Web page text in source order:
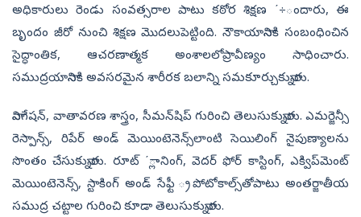
అధికారులు రెండు సంవత్సరాల పాటు కఠోర శిక్షణ ΄÷ందారు, ఈ
బృందం జీరో నుంచి శిక్షణ మొదలుపెట్టింది. నౌకాయానానికి సంబంధించిన
సైద్ధాంతిక, ఆచరణాత్మక అంశాలలోప్రావీణ్యం సాధించారు.
సముద్రయానానికి అవసరమైన శారీరక బలాన్ని సమకూర్చుకున్నారు.
నావిగేషన్, వాతావరణ శాస్త్రం, సీమన్‌షిప్‌ గురించి తెలుసుకున్నారు. ఎమర్జెన్సీ
రెస్పాన్స్, రిపేర్‌ అండ్‌ మెయింటెనెన్స్‌లాంటి సెయిలింగ్‌ నైపుణ్యాలను
సొంతం చేసుకున్నారు. రూట్‌ ΄్లానింగ్, వెదర్‌ ఫోర్‌ కాస్టింగ్, ఎక్విప్‌మెంట్‌
మెయింటెనెన్స్, స్టాకింగ్‌ అండ్‌ సేఫ్టీ ్రపోటోకాల్స్‌తోపాటు అంతర్జాతీయ
సముద్ర చట్టాల గురించి కూడా తెలుసుకున్నారు.